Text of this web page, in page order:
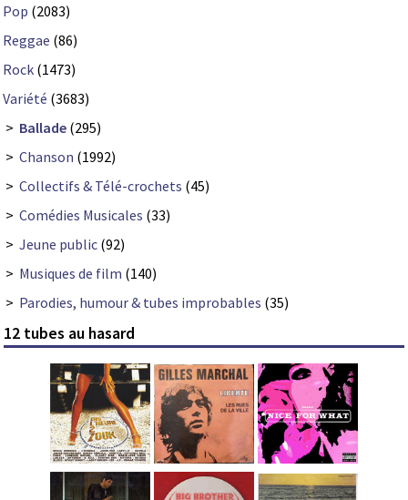
Pop (2083)
Reggae (86)
Rock (1473)
Variété (3683)
> Ballade (295)
> Chanson (1992)
> Collectifs & Télé-crochets (45)
> Comédies Musicales (33)
> Jeune public (92)
> Musiques de film (140)
> Parodies, humour & tubes improbables (35)
12 tubes au hasard